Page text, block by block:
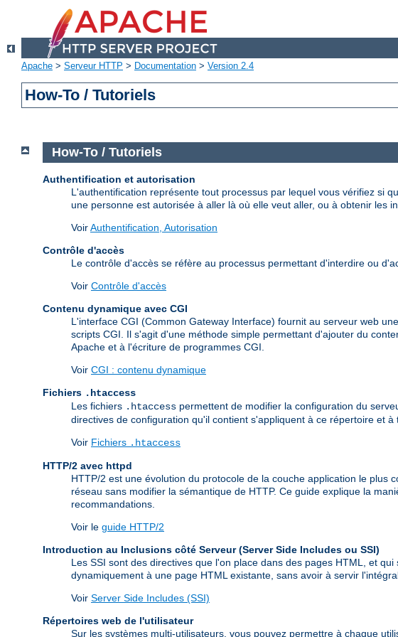
Apache > Serveur HTTP > Documentation > Version 2.4
How-To / Tutoriels
How-To / Tutoriels
Authentification et autorisation
L'authentification représente tout processus par lequel vous vérifiez si
une personne est autorisée à aller là où elle veut aller, ou à obtenir les
VoirAuthentification, Autorisation
Contrôle d'accès
Le contrôle d'accès se réfère au processus permettant d'interdire ou
Voir Contrôle d'accès
Contenu dynamique avec CGI
L'interface CGI (Common Gateway Interface) fournit au serveur web
scripts CGI. Il s'agit d'une méthode simple permettant d'ajouter du
Apache et à l'écriture de programmes CGI.
Voir CGI : contenu dynamique
Fichiers .htaccess
Les fichiers .htaccess permettent de modifier la configuration du
directives de configuration qu'il contient s'appliquent à ce répertoire et à
Voir Fichiers .htaccess
HTTP/2 avec httpd
HTTP/2 est une évolution du protocole de la couche application le plus
réseau sans modifier la sémantique de HTTP. Ce guide explique la
recommandations.
Voir le guide HTTP/2
Introduction au Inclusions côté Serveur (Server Side Includes ou SSI)
Les SSI sont des directives que l'on place dans des pages HTML, et
dynamiquement à une page HTML existante, sans avoir à servir
Voir Server Side Includes (SSI)
Répertoires web de l'utilisateur
Sur les systèmes multi-utilisateurs, vous pouvez permettre à chaque